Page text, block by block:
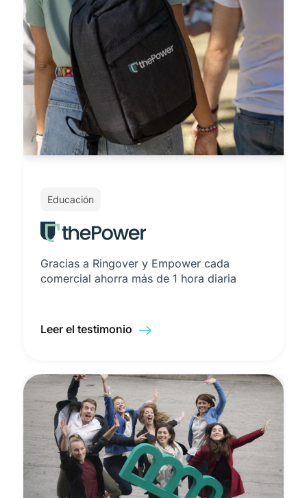
Educación
Gracias a Ringover y Empower cada
comercial ahorra más de 1 hora diaria
Leer el testimonio